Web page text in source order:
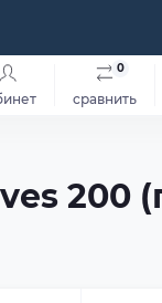
сравнить
0
200